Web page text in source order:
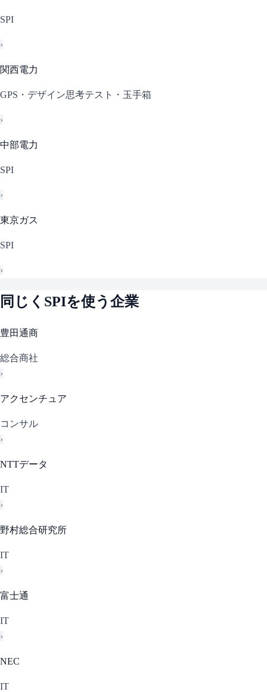
SPI
›
関西電力
GPS・デザイン思考テスト・玉手箱
›
中部電力
SPI
›
東京ガス
SPI
›
同じく SPIを使う企業
豊田通商
総合商社
›
アクセンチュア
コンサル
›
NTTデータ
IT
›
野村総合研究所
IT
›
富士通
IT
›
NEC
IT